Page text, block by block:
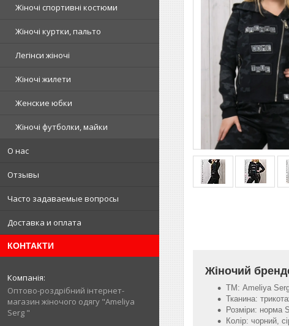
Жіночі спортивні костюми
Жіночі куртки, пальто
Легінси жіночі
Жіночі жилети
Женские юбки
Жіночі футболки, майки
О нас
Отзывы
Часто задаваемые вопросы
Доставка и оплата
КОНТАКТИ
Оптово-роздрібний інтернет-
магазин жіночого одягу "Ameliya
Serg "
Жіночий
ТМ: Ameliya
Тканина:
Розміри: норма
Колір: чорний,